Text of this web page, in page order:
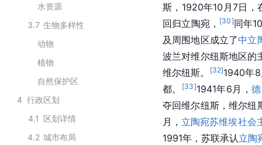
水资源
3.7 生物多样性
动物
植物
自然保护区
4 行政区划
4.1 区划详情
4.2 城市布局
斯，1920年10月7日，
回归立陶宛， [30]同年
及周围地区成立了中立
波兰对维尔纽斯地区的
维尔纽斯。
[32]1940年
都。
[33]1941年6月，
夺回维尔纽斯，维尔纽
月， 立陶宛苏维埃社会
1991年，苏联承认立陶